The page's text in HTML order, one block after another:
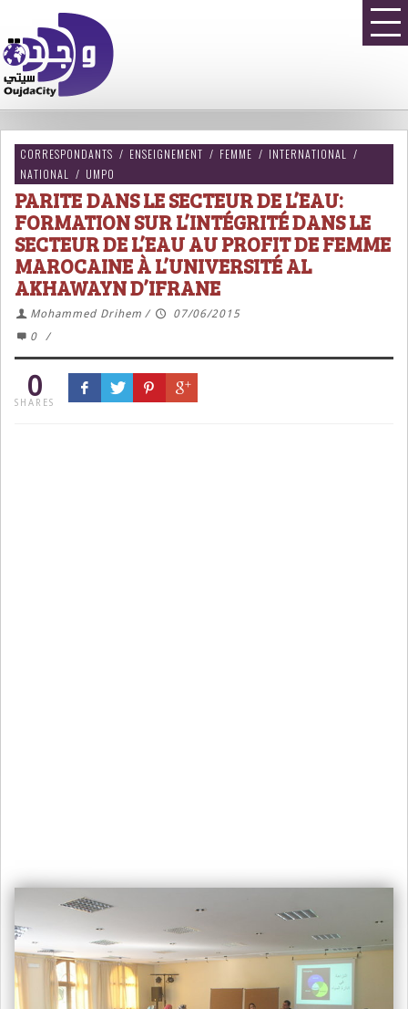
CORRESPONDANTS / ENSEIGNEMENT / FEMME / INTERNATIONAL
/
NATIONAL
/ UMPO
PARITE DANS LE SECTEUR DE L’EAU:
FORMATION SUR L’INTÉGRITÉ DANS LE
SECTEUR DE L’EAU AU PROFIT DE FEMME
MAROCAINE À L’UNIVERSITÉ AL
AKHAWAYN D’IFRANE
Mohammed Drihem /
07/06/2015
0
/
0
SHARES